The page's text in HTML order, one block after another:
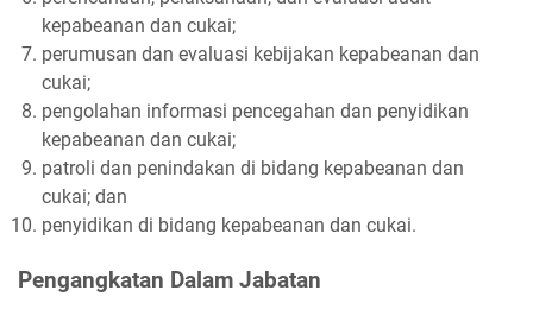
kepabeanan dan cukai;
perumusan dan evaluasi kebijakan kepabeanan dan
cukai;
pengolahan informasi pencegahan dan penyidikan
kepabeanan dan cukai;
patroli dan penindakan di bidang kepabeanan dan
cukai; dan
penyidikan di bidang kepabeanan dan cukai.
Pengangkatan Dalam Jabatan